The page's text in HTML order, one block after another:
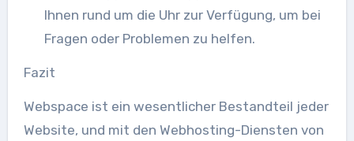
Ihnen rund um die Uhr zur Verfügung, um bei
Fragen oder Problemen zu helfen.
Fazit
Webspace ist ein wesentlicher Bestandteil jeder
Website, und mit den Webhosting-Diensten von